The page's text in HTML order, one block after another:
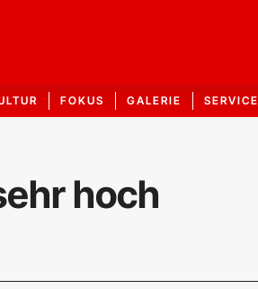
FOKUS GALERIE SERVICE
hoch